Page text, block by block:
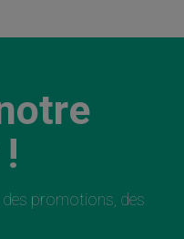
des promotions, des